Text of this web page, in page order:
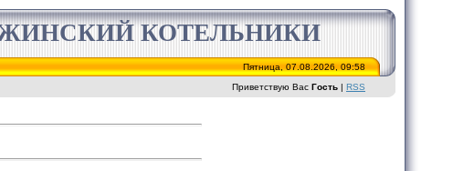
КОТЕЛЬНИКИ
Пятница, 07.08.2026, 09:58
Приветствую Вас Гость | RSS